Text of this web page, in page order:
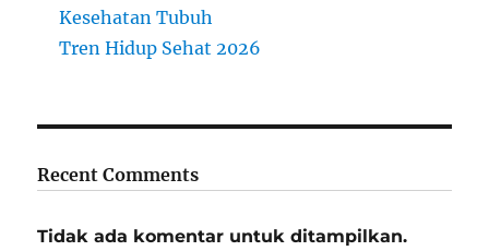
Kesehatan Tubuh
Tren Hidup Sehat 2026
Recent Comments
Tidak ada komentar untuk ditampilkan.